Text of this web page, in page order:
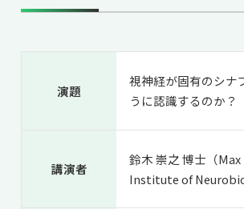
NAIST Edge BIO
研究室への配属
5年一貫コースの
国際化教育プログラム
国際バイオゼミナール
サマーキャンプ
就職実績
卒業生の声
研究＆授業
イベント
アクセス
お問い
学内限定
演題
視神経が固有のシナ
うに認識するのか？
講演者
鈴木 崇之 博士（
Institute of